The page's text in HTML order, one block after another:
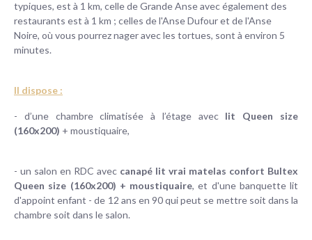
typiques, est à 1 km, celle de Grande Anse avec également des
restaurants est à 1 km ; celles de l'Anse Dufour et de l'Anse
Noire, où vous pourrez nager avec les tortues, sont à environ 5
minutes.
Il dispose :
- d’une chambre climatisée à l’étage avec lit Queen size
(160x200) + moustiquaire,
- un salon en RDC avec canapé lit vrai matelas confort Bultex
Queen size (160x200) + moustiquaire, et d'une banquette lit
d'appoint enfant - de 12 ans en 90 qui peut se mettre soit dans la
chambre soit dans le salon.